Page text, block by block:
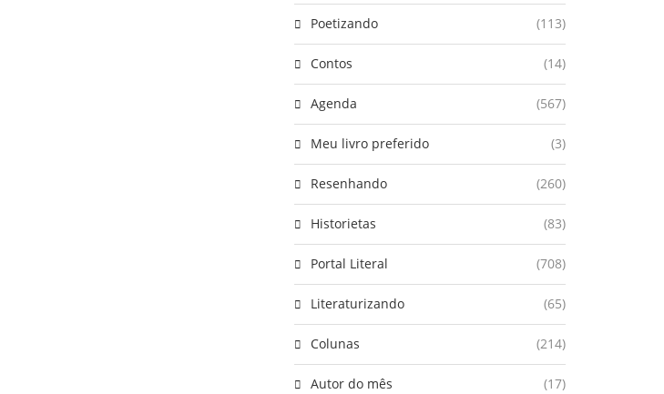
Poetizando (113)
Contos (14)
Agenda (567)
Meu livro preferido (3)
Resenhando (260)
Historietas (83)
Portal Literal (708)
Literaturizando (65)
Colunas (214)
Autor do mês (17)